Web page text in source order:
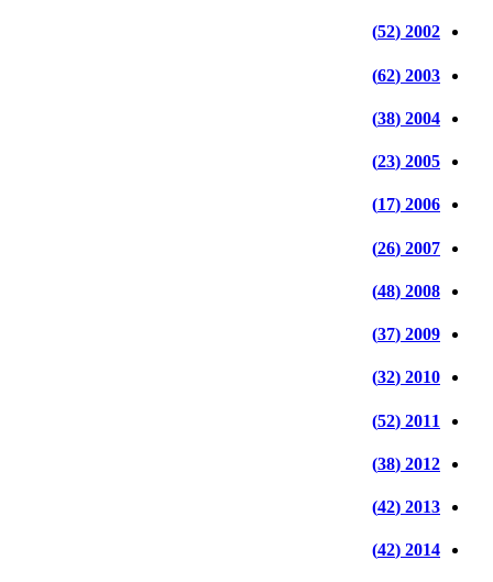
2002 (52)
2003 (62)
2004 (38)
2005 (23)
2006 (17)
2007 (26)
2008 (48)
2009 (37)
2010 (32)
2011 (52)
2012 (38)
2013 (42)
2014 (42)